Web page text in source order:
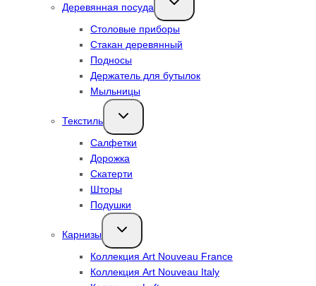
Деревянная посуда
дочернее
Столовые приборы
Стакан деревянный
Подносы
Держатель для бутылок
Мыльницы
Текстиль
Переключить
дочернее
Салфетки
Дорожка
Скатерти
Шторы
Подушки
Карнизы
Переключить
дочернее
Коллекция Art Nouveau France
Коллекция Art Nouveau Italy